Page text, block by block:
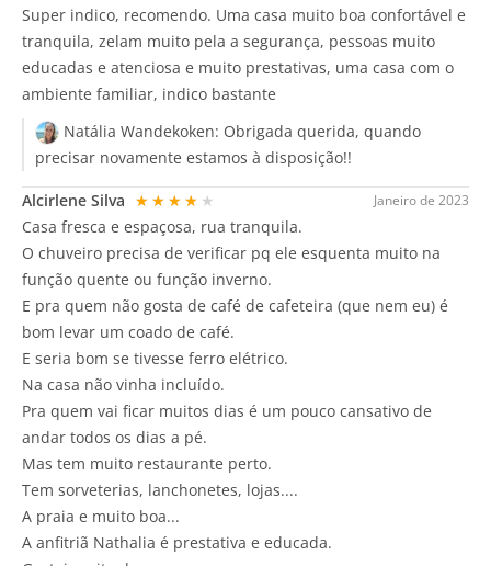
Super indico, recomendo. Uma casa muito boa confortável e
tranquila, zelam muito pela a segurança, pessoas muito
educadas e atenciosa e muito prestativas, uma casa com o
ambiente familiar, indico bastante
Natália Wandekoken: Obrigada querida, quando
precisar novamente estamos à disposição!!
Janeiro de 2023
Alcirlene Silva ★★★★★
Casa fresca e espaçosa, rua tranquila.
O chuveiro precisa de verificar pq ele esquenta muito na
função quente ou função inverno.
E pra quem não gosta de café de cafeteira (que nem eu) é
bom levar um coado de café.
E seria bom se tivesse ferro elétrico.
Na casa não vinha incluído.
Pra quem vai ficar muitos dias é um pouco cansativo de
andar todos os dias a pé.
Mas tem muito restaurante perto.
Tem sorveterias, lanchonetes, lojas....
A praia e muito boa...
A anfitriã Nathalia é prestativa e educada.